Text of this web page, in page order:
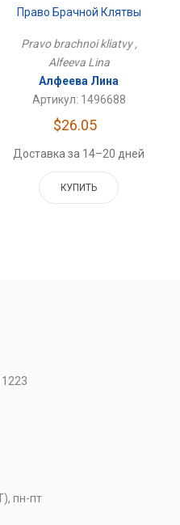
Право Брачной Клятвы
Pravo brachnoi kliatvy ,
Alfeeva Lina
Алфеева Лина
Артикул: 1496688
$26.05
Доставка за 14–20 дней
КУПИТЬ
пн-пт